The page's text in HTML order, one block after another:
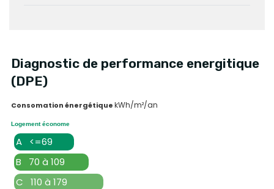
Diagnostic de performance energitique
(DPE)
Consomation énergétiquekWh/m²/an
Logement économe
A <=69
B 70 à 109
C 110 à 179